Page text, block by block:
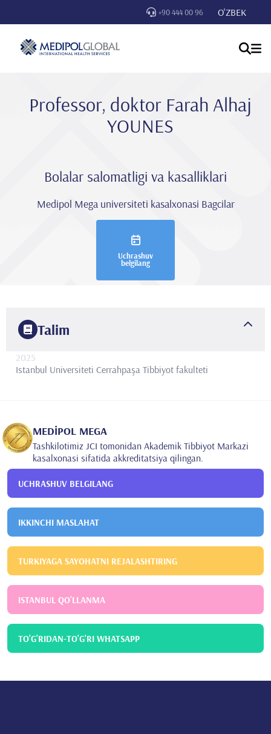
+90 444 00 96 O'ZBEK
Professor, doktor Farah Alhaj
YOUNES
Bolalar salomatligi va kasalliklari
Medipol Mega universiteti kasalxonasi Bagcilar
Uchrashuv
belgilang
Talim
2025
Istanbul Universiteti Cerrahpaşa Tibbiyot fakulteti
MEDİPOL MEGA
Tashkilotimiz JCI tomonidan Akademik Tibbiyot Markazi
kasalxonasi sifatida akkreditatsiya qilingan.
UCHRASHUV BELGILANG
IKKINCHI MASLAHAT
TURKIYAGA SAYOHATNI REJALASHTIRING
ISTANBUL QO'LLANMA
TO'G'RIDAN-TO'G'RI WHATSAPP